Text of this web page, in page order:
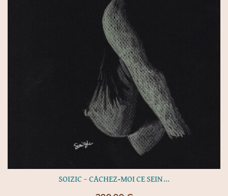
SOIZIC – CACHEZ-MOI CE SEIN…